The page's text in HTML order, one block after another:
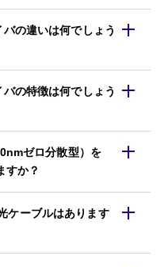
の違いは何でしょう
の特徴は何でしょう
ゼロ分散型）を
すか？
ケーブルはあります